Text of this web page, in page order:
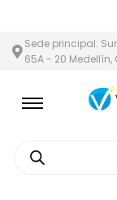
Sede principal:
65A - 20 Medellín,